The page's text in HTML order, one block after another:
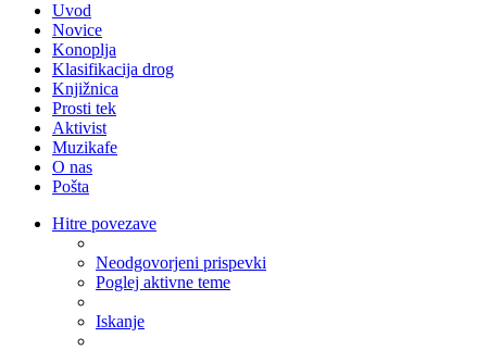
Uvod
Novice
Konoplja
Klasifikacija drog
Knjižnica
Prosti tek
Aktivist
Muzikafe
O nas
Pošta
Hitre povezave
Neodgovorjeni prispevki
Poglej aktivne teme
Iskanje